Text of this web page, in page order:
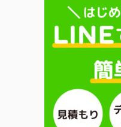
作したオリジナルフェイ
スタオルでの集合写真
2.2 アンケート用紙3 担
当者からの一言 マフラ